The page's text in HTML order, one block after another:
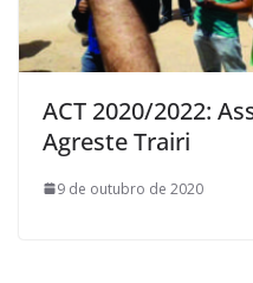
ACT 2020/2022:
Agreste Trairi
9 de outubro de 2020